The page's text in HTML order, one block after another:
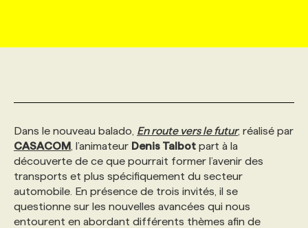
PRIX ET DISTINCTIONS
TENDANCES
GEO/SEO
ÉVÉNEMENTIEL
ANNONCEZ AVEC NOUS
FAQ
ANNONCEZ AVEC NOUS
ANNONCEZ AVEC NOUS
NOS PARCOURS DE FORMATIONS
FORMATIONS PERSONNALISÉES
NOS FORMATEUR‧RICES
SERVICE DE CHASSE DE TÊTE
NOS TARIFS
NOS EXPERTISES
Dans le nouveau balado, En route vers le futur, réalisé par
CASACOM , l’animateur Denis Talbot part à la
découverte de ce que pourrait former l’avenir des
transports et plus spécifiquement du secteur
automobile. En présence de trois invités, il se
questionne sur les nouvelles avancées qui nous
entourent en abordant différents thèmes afin de